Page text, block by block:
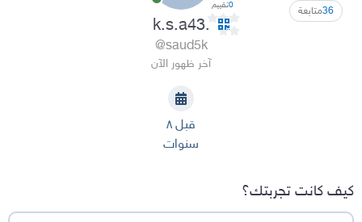
36متابعة 0تقييم
.k.s.a43
@saud5k
آخر ظهور الآن
قبل ٨
سنوات
كيف كانت تجربتك؟